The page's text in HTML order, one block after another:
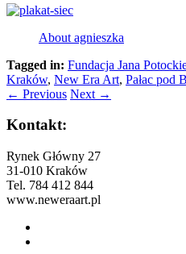
About agnieszka
Tagged in: Fundacja Jana
Kraków, New Era Art, Pałac pod
← Previous Next →
Kontakt:
Rynek Główny 27
31-010 Kraków
Tel. 784 412 844
www.neweraart.pl